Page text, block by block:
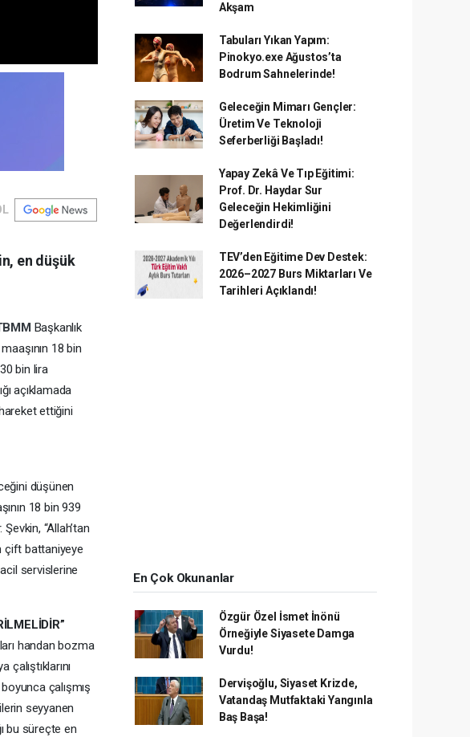
en düşük
Başkanlık
18 bin
bin lira
açıklamada
ettiğini
düşünen
18 bin 939
“Allah’tan
çift battaniyeye
servislerine
handan bozma
çalışmış
seyyanen
bu süreçte en
Akşam
Tabuları Yıkan Yapım:
Pinokyo.exe Ağustos’ta
Bodrum Sahnelerinde!
Geleceğin Mimarı Gençler:
Üretim Ve Teknoloji
Seferberliği Başladı!
Yapay Zekâ Ve Tıp Eğitimi:
Prof. Dr. Haydar Sur
Geleceğin Hekimliğini
Değerlendirdi!
TEV’den Eğitime Dev Destek:
2026–2027 Burs Miktarları Ve
Tarihleri Açıklandı!
En Çok Okunanlar
Özgür Özel İsmet İnönü
Örneğiyle Siyasete Damga
Vurdu!
Dervişoğlu, Siyaset Krizde,
Vatandaş Mutfaktaki Yangınla
Baş Başa!